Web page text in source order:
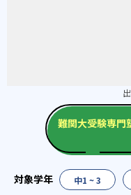
難関大受験専門
中1 ~ 3